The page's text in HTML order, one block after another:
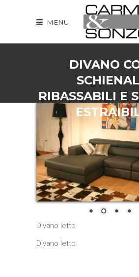
MENU
DIVANO
RIBASSABILI E
Divano letto
Divano letto.